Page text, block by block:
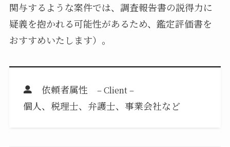
関与するような案件では、調査報告書の説得力に
疑義を抱かれる可能性があるため、鑑定評価書を
おすすめいたします）。
依頼者属性 – Client –
個人、税理士、弁護士、事業会社など